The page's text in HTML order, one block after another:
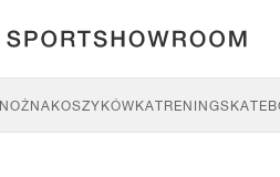
KOSZYKÓWKATRENING